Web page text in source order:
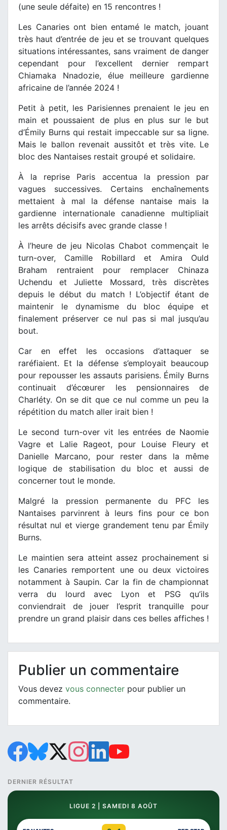
(une seule défaite) en 15 rencontres !
Les Canaries ont bien entamé le match, jouant
très haut d’entrée de jeu et se trouvant quelques
situations intéressantes, sans vraiment de danger
cependant pour l’excellent dernier rempart
Chiamaka Nnadozie, élue meilleure gardienne
africaine de l’année 2024 !
Petit à petit, les Parisiennes prenaient le jeu en
main et poussaient de plus en plus sur le but
d’Émily Burns qui restait impeccable sur sa ligne.
Mais le ballon revenait aussitôt et très vite. Le
bloc des Nantaises restait groupé et solidaire.
À la reprise Paris accentua la pression par
vagues successives. Certains enchaînements
mettaient à mal la défense nantaise mais la
gardienne internationale canadienne multipliait
les arrêts décisifs avec grande classe !
À l’heure de jeu Nicolas Chabot commençait le
turn-over, Camille Robillard et Amira Ould
Braham rentraient pour remplacer Chinaza
Uchendu et Juliette Mossard, très discrètes
depuis le début du match ! L’objectif étant de
maintenir le dynamisme du bloc équipe et
finalement préserver ce nul pas si mal jusqu’au
bout.
Car en effet les occasions d’attaquer se
raréfiaient. Et la défense s’employait beaucoup
pour repousser les assauts parisiens. Émily Burns
continuait d’écœurer les pensionnaires de
Charléty. On se dit que ce nul comme un peu la
répétition du match aller irait bien !
Le second turn-over vit les entrées de Naomie
Vagre et Lalie Rageot, pour Louise Fleury et
Danielle Marcano, pour rester dans la même
logique de stabilisation du bloc et aussi de
concerner tout le monde.
Malgré la pression permanente du PFC les
Nantaises parvinrent à leurs fins pour ce bon
résultat nul et vierge grandement tenu par Émily
Burns.
Le maintien sera atteint assez prochainement si
les Canaries remportent une ou deux victoires
notamment à Saupin. Car la fin de championnat
verra du lourd avec Lyon et PSG qu’ils
conviendrait de jouer l’esprit tranquille pour
prendre un grand plaisir dans ces belles affiches !
Publier un commentaire
Vous devez vous connecter pour publier un
commentaire.
DERNIER RÉSULTAT
LIGUE 2 | SAMEDI 8 AOÛT